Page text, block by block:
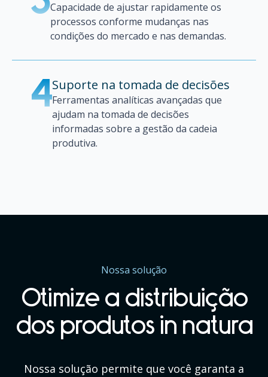
Capacidade de ajustar rapidamente os
processos conforme mudanças nas
condições do mercado e nas demandas.
4Suporte na tomada de decisões
Ferramentas analíticas avançadas que
ajudam na tomada de decisões
informadas sobre a gestão da cadeia
produtiva.
Nossa solução
Otimize a distribuição
dos produtos in natura
Nossa solução permite que você garanta a